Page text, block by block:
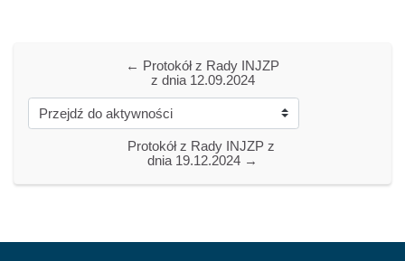
← Protokół z Rady INJZP
z dnia 12.09.2024
Przejdź do aktywności
Protokół z Rady INJZP z
dnia 19.12.2024 →